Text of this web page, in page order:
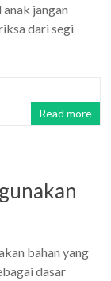
jangan
dari segi
Read more
bahan yang
dasar